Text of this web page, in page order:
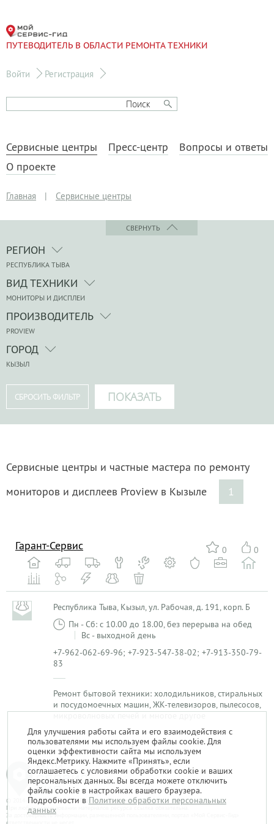
ПУТЕВОДИТЕЛЬ В ОБЛАСТИ РЕМОНТА ТЕХНИКИ
Войти Регистрация
Сервисные центры Пресс-центр
Вопросы и ответы
О проекте
Главная | Сервисные центры
СВЕРНУТЬ
РЕГИОН
РЕСПУБЛИКА ТЫВА
ВИД ТЕХНИКИ
МОНИТОРЫ И ДИСПЛЕИ
ПРОИЗВОДИТЕЛЬ
PROVIEW
ГОРОД
КЫЗЫЛ
Сервисные центры и частные мастера по ремонту
мониторов и дисплеев Proview в Кызыле
1
0 0
Гарант-Сервис
Республика Тыва, Кызыл, ул. Рабочая, д. 191, корп. Б
Пн - Сб: с 10.00 до 18.00, без перерыва на обед
Вс - выходной день
+7-962-062-69-96; +7-923-547-38-02; +7-913-350-79-
83
Ремонт бытовой техники: холодильников, стиральных
и посудомоечных машин, ЖК-телевизоров, пылесосов,
микроволновых печей и многое другое
1
© 2014-2026. «Мой Сервис-Гид» – проект группы «Текарт».
При любом использовании материалов ресурса ссылка обязательна.
За достоверность информации, размещенной пользователями, портал «Мой Сервис-Гид»
Для улучшения работы сайта и его взаимодействия с
пользователями мы используем файлы cookie. Для
оценки эффективности сайта мы используем
Яндекс.Метрику. Нажмите «Принять», если
соглашаетесь с условиями обработки cookie и ваших
персональных данных. Вы всегда можете отключить
файлы cookie в настройках вашего браузера.
Подробности в Политике обработки персональных
данных